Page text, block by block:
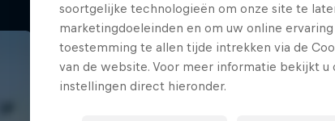
soortgelijke technologieën om onze site te
marketingdoeleinden en om uw online
toestemming te allen tijde intrekken via de
van de website. Voor meer informatie bekijkt u
instellingen direct hieronder.